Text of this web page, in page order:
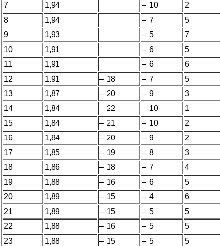
7
1,94 – 10
2
8
1,94 – 7
5
9
1,93 – 5
7
10
1,91 – 6
5
11
1,91 – 6
6
12
1,91 – 18 – 7
5
13
1,87 – 20 – 9
3
14
1,84 – 22 – 10
1
15
1,84 – 21 – 10
2
16
1,84 – 20 – 9
2
17
1,85 – 19 – 8
3
18
1,86 – 18 – 7
4
19
1,88 – 16 – 6
5
20
1,89 – 15 – 4
6
21
1,89 – 15 – 5
5
22
1,88 – 16 – 5
5
23
1,88 – 15 – 5
5